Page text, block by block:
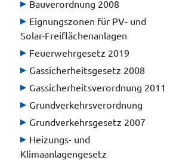
Hier können Sie die wichtigsten
Verordnungen für das
seinen Bundesländern abrufen.
Bauverordnung 2008
Eignungszonen für PV- und
Solar-Freiflächenanlagen
Feuerwehrgesetz 2019
Gassicherheits­gesetz 2008
Gassicherheits­verordnung 2011
Grundverkehrs­verordnung
Grundverkehrsgesetz 2007
Heizungs- und
Klimaanlagengesetz
Detailinformation